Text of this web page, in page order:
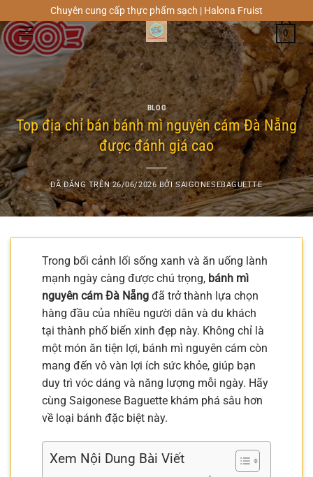
đến
nội
dung
Chuyên cung cấp thực phẩm sạch | Halona Fruist
0
BLOG
Top địa chỉ bán bánh mì nguyên cám Đà Nẵng
được đánh giá cao
ĐÃ ĐĂNG TRÊN 26/06/2026 BỞISAIGONESEBAGUETTE
Trong bối cảnh lối sống xanh và ăn uống lành
mạnh ngày càng được chú trọng, bánh mì
nguyên cám Đà Nẵng đã trở thành lựa chọn
hàng đầu của nhiều người dân và du khách
tại thành phố biển xinh đẹp này. Không chỉ là
một món ăn tiện lợi, bánh mì nguyên cám còn
mang đến vô vàn lợi ích sức khỏe, giúp bạn
duy trì vóc dáng và năng lượng mỗi ngày. Hãy
cùng Saigonese Baguette khám phá sâu hơn
về loại bánh đặc biệt này.
Xem Nội Dung Bài Viết